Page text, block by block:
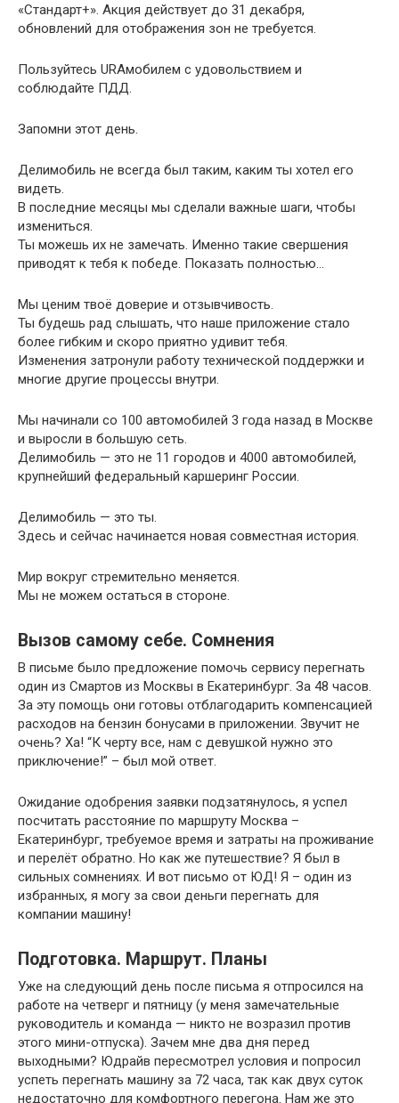
«Стандарт+». Акция действует до 31 декабря,
обновлений для отображения зон не требуется.
Пользуйтесь URAмобилем с удовольствием и
соблюдайте ПДД.
Запомни этот день.
Делимобиль не всегда был таким, каким ты хотел его
видеть.
В последние месяцы мы сделали важные шаги, чтобы
измениться.
Ты можешь их не замечать. Именно такие свершения
приводят к тебя к победе. Показать полностью…
Мы ценим твоё доверие и отзывчивость.
Ты будешь рад слышать, что наше приложение стало
более гибким и скоро приятно удивит тебя.
Изменения затронули работу технической поддержки и
многие другие процессы внутри.
Мы начинали со 100 автомобилей 3 года назад в Москве
и выросли в большую сеть.
Делимобиль — это не 11 городов и 4000 автомобилей,
крупнейший федеральный каршеринг России.
Делимобиль — это ты.
Здесь и сейчас начинается новая совместная история.
Мир вокруг стремительно меняется.
Мы не можем остаться в стороне.
Вызов самому себе. Сомнения
В письме было предложение помочь сервису перегнать
один из Смартов из Москвы в Екатеринбург. За 48 часов.
За эту помощь они готовы отблагодарить компенсацией
расходов на бензин бонусами в приложении. Звучит не
очень? Ха! “К черту все, нам с девушкой нужно это
приключение!” – был мой ответ.
Ожидание одобрения заявки подзатянулось, я успел
посчитать расстояние по маршруту Москва –
Екатеринбург, требуемое время и затраты на проживание
и перелёт обратно. Но как же путешествие? Я был в
сильных сомнениях. И вот письмо от ЮД! Я – один из
избранных, я могу за свои деньги перегнать для
компании машину!
Подготовка. Маршрут. Планы
Уже на следующий день после письма я отпросился на
работе на четверг и пятницу (у меня замечательные
руководитель и команда — никто не возразил против
этого мини-отпуска). Зачем мне два дня перед
выходными? Юдрайв пересмотрел условия и попросил
успеть перегнать машину за 72 часа, так как двух суток
недостаточно для комфортного перегона. Нам же это